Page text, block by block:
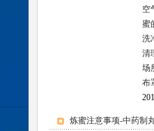
空
蜜
洗
清
场
布
炼蜜注意事项-中药制